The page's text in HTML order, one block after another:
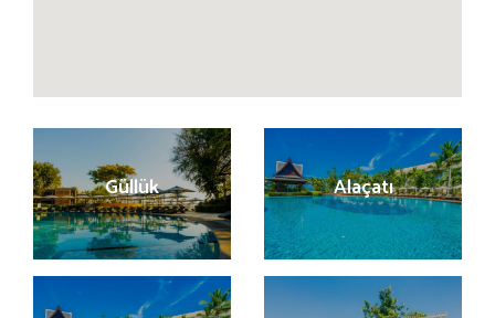
Güllük Alaçatı